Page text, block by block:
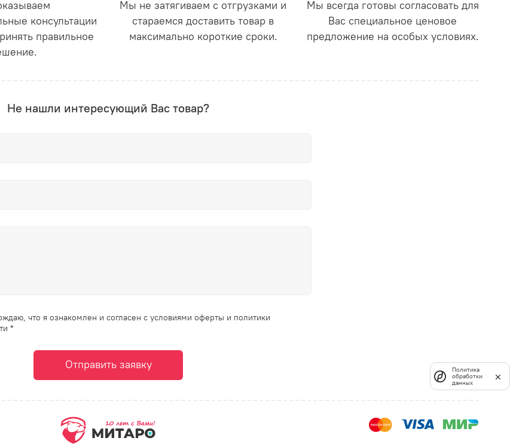
консультации
правильное
Мы не затягиваем с отгрузками и
стараемся доставить товар в
максимально короткие сроки.
Мы всегда готовы согласовать для
Вас специальное ценовое
предложение на особых условиях.
Не нашли интересующий Вас товар?
что я ознакомлен и согласен с условиями оферты и политики
*
Отправить заявку
Политика
обработки
данных